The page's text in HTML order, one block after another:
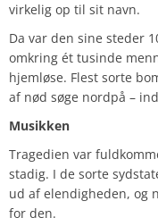
virkelig op til sit navn.
Da var den sine steder
omkring ét tusinde
hjemløse. Flest sorte
af nød søge nordpå –
Musikken
Tragedien var
stadig. I de sorte
ud af elendigheden, og
for den.